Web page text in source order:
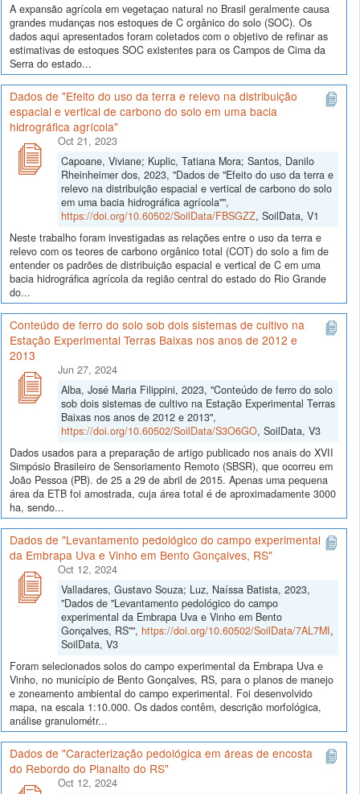
A expansão agrícola em vegetaçao natural no Brasil geralmente causa
grandes mudanças nos estoques de C orgânico do solo (SOC). Os
dados aqui apresentados foram coletados com o objetivo de refinar as
estimativas de estoques SOC existentes para os Campos de Cima da
Serra do estado...
Dados de "Efeito do uso da terra e relevo na distribuição
espacial e vertical de carbono do solo em uma bacia
hidrográfica agrícola"
Oct 21, 2023
Capoane, Viviane; Kuplic, Tatiana Mora; Santos, Danilo
Rheinheimer dos, 2023, "Dados de "Efeito do uso da terra e
relevo na distribuição espacial e vertical de carbono do solo
em uma bacia hidrográfica agrícola"",
https://doi.org/10.60502/SoilData/FBSGZZ, SoilData, V1
Neste trabalho foram investigadas as relações entre o uso da terra e
relevo com os teores de carbono orgânico total (COT) do solo a fim de
entender os padrões de distribuição espacial e vertical de C em uma
bacia hidrográfica agrícola da região central do estado do Rio Grande
do...
Conteúdo de ferro do solo sob dois sistemas de cultivo na
Estação Experimental Terras Baixas nos anos de 2012 e
2013
Jun 27, 2024
Alba, José Maria Filippini, 2023, "Conteúdo de ferro do solo
sob dois sistemas de cultivo na Estação Experimental Terras
Baixas nos anos de 2012 e 2013",
https://doi.org/10.60502/SoilData/S3O6GO, SoilData, V3
Dados usados para a preparação de artigo publicado nos anais do XVII
Simpósio Brasileiro de Sensoriamento Remoto (SBSR), que ocorreu em
João Pessoa (PB). de 25 a 29 de abril de 2015. Apenas uma pequena
área da ETB foi amostrada, cuja área total é de aproximadamente 3000
ha, sendo...
Dados de "Levantamento pedológico do campo experimental
da Embrapa Uva e Vinho em Bento Gonçalves, RS"
Oct 12, 2024
Valladares, Gustavo Souza; Luz, Naíssa Batista, 2023,
"Dados de "Levantamento pedológico do campo
experimental da Embrapa Uva e Vinho em Bento
Gonçalves, RS"", https://doi.org/10.60502/SoilData/7AL7MI,
SoilData, V3
Foram selecionados solos do campo experimental da Embrapa Uva e
Vinho, no município de Bento Gonçalves, RS, para o planos de manejo
e zoneamento ambiental do campo experimental. Foi desenvolvido
mapa, na escala 1:10.000. Os dados contêm, descrição morfológica,
análise granulométr...
Dados de "Caracterização pedológica em áreas de encosta
do Rebordo do Planalto do RS"
Oct 12, 2024